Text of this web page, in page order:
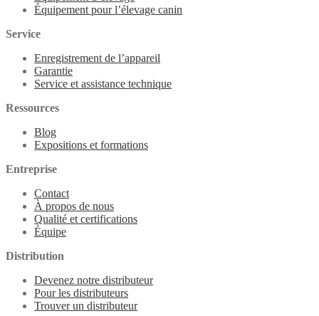
Équipement pour l’élevage canin
Service
Enregistrement de l’appareil
Garantie
Service et assistance technique
Ressources
Blog
Expositions et formations
Entreprise
Contact
À propos de nous
Qualité et certifications
Équipe
Distribution
Devenez notre distributeur
Pour les distributeurs
Trouver un distributeur